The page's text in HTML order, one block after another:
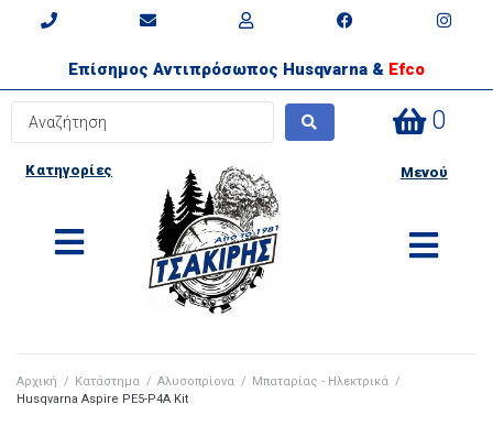
Επίσημος Αντιπρόσωπος Husqvarna & Efco
0
Κατηγορίες Μενού
Αρχική / Κατάστημα / Αλυσοπρίονα / Μπαταρίας - Ηλεκτρικά /
Husqvarna Aspire PE5-P4A Kit